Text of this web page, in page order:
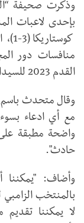
وذكرت صحيفة
بإحدى لاعبات
منافسات دور
القدم 2023 للسيدات، المقامة حاليا في نيوزيلندا وأستراليا.
وقال متحدث باسم
مع أي ادعاء
واضحة مطبقة
حادث".
وأضاف: "يمكننا
بالمنتخب
لا يمكننا